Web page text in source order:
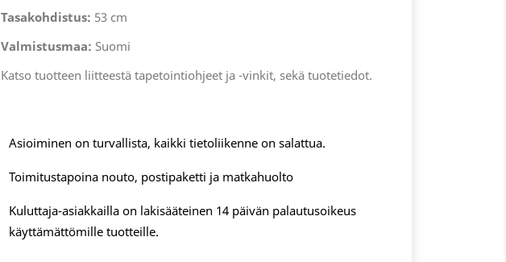
Tasakohdistus: 53 cm
Valmistusmaa: Suomi
Katso tuotteen liitteestä tapetointiohjeet ja -vinkit, sekä tuotetiedot.
Asioiminen on turvallista, kaikki tietoliikenne on salattua.
Toimitustapoina nouto, postipaketti ja matkahuolto
Kuluttaja-asiakkailla on lakisääteinen 14 päivän palautusoikeus
käyttämättömille tuotteille.